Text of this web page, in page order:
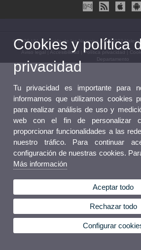
© 2026 UV. - Avenida de los Naranjos s/n 46022
Aviso legal |Accesibilidad |Política privacidad
Departamento
Cookies y política
privacidad
Tu privacidad es importante para
informamos que utilizamos cookies
para realizar análisis de uso y
web con el fin de personalizar
proporcionar funcionalidades a las
nuestro tráfico. Para continuar
configuración de nuestras cookies.
Más información
Aceptar todo
Rechazar todo
Configurar